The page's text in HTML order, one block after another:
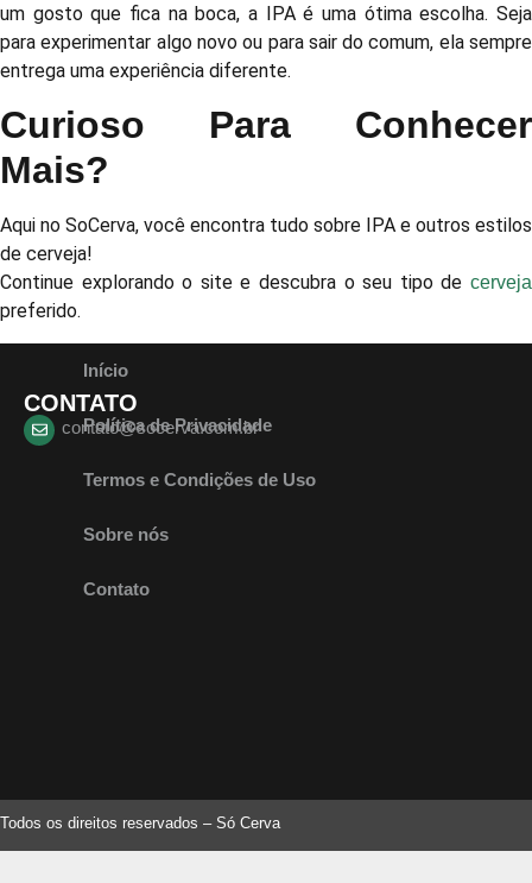
um gosto que fica na boca, a IPA é uma ótima escolha. Seja
para experimentar algo novo ou para sair do comum, ela sempre
entrega uma experiência diferente.
Curioso Para Conhecer
Mais?
Aqui no SoCerva, você encontra tudo sobre IPA e outros estilos
de cerveja!
Continue explorando o site e descubra o seu tipo de cerveja
preferido.
CONTATO
contato@socerva.com.br
Início
Política de Privacidade
Termos e Condições de Uso
Sobre nós
Contato
Todos os direitos reservados – Só Cerva